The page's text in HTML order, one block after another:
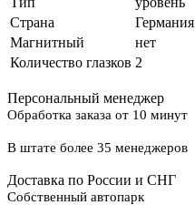
Страна
Германия
Магнитный
нет
Количество глазков 2
Персональный менеджер
Обработка заказа от 10 минут
В штате более 35 менеджеров
Доставка по России и СНГ
Собственный автопарк